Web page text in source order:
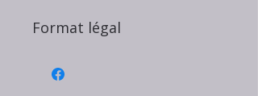
Format légal